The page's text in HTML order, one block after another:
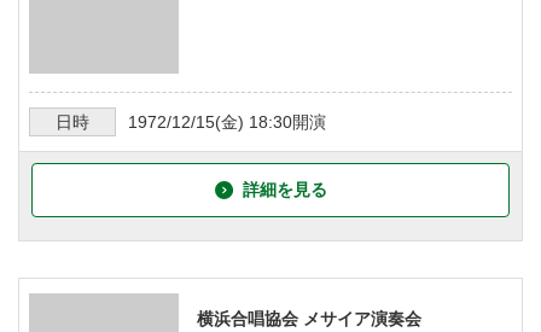
日時 1972/12/15(金) 18:30開演
詳細を見る
横浜合唱協会 メサイア演奏会